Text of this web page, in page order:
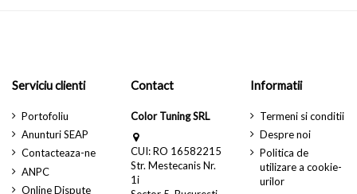
Serviciu clienti
Portofoliu
Anunturi SEAP
Contacteaza-ne
ANPC
Online Dispute
Contact
Color Tuning SRL
CUI: RO 16582215
Str. Mestecanis Nr.
1i
Informatii
Termeni si conditii
Despre noi
Politica de
utilizare a cookie-
urilor